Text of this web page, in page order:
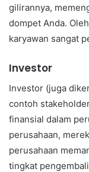
gilirannya,
dompet Anda.
karyawan sangat
Investor
Investor (juga
contoh
finansial dalam
perusahaan,
perusahaan
tingkat